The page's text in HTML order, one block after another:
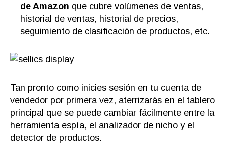
de Amazon que cubre volúmenes de ventas,
historial de ventas, historial de precios,
seguimiento de clasificación de productos, etc.
Tan pronto como inicies sesión en tu cuenta de
vendedor por primera vez, aterrizarás en el tablero
principal que se puede cambiar fácilmente entre la
herramienta espía, el analizador de nicho y el
detector de productos.